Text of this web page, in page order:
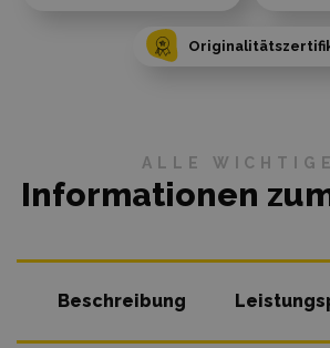
ALLE
Informationen
Beschreibung